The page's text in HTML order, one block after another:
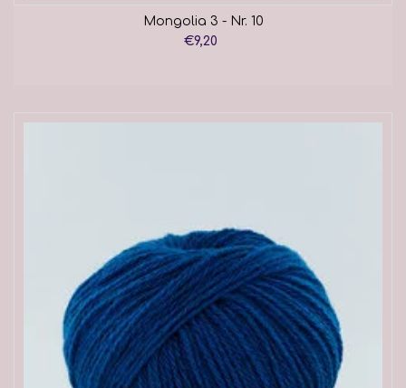
Mongolia 3 - Nr. 10
€9,20